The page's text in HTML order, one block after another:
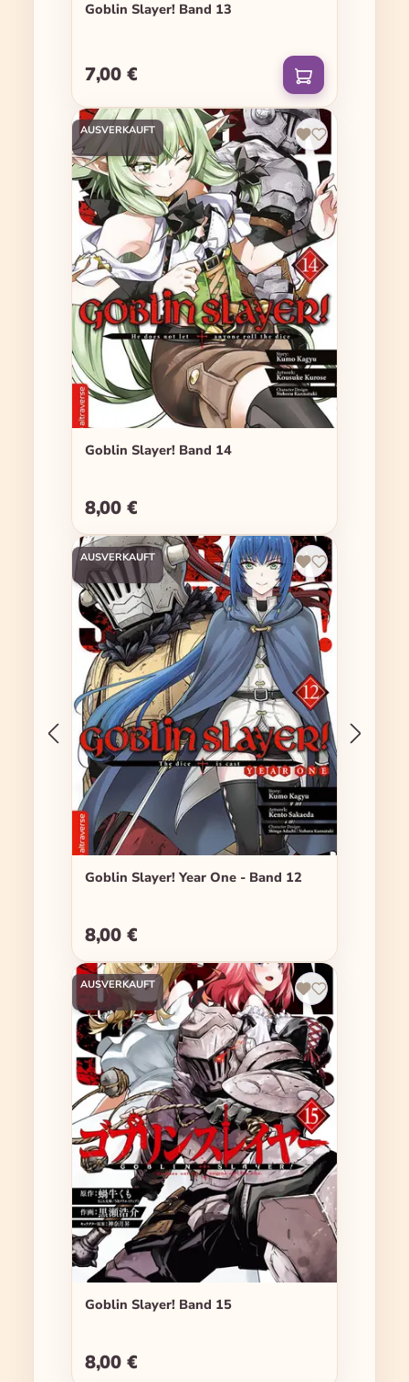
Goblin Slayer! Band 13
Regulärer Preis:
7,00 €
AUSVERKAUFT
Goblin Slayer! Band 14
Regulärer Preis:
8,00 €
AUSVERKAUFT
Goblin Slayer! Year One - Band 12
Regulärer Preis:
8,00 €
AUSVERKAUFT
Goblin Slayer! Band 15
Regulärer Preis:
8,00 €